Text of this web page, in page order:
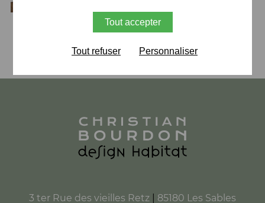
Retour
3 ter Rue des vieilles Retz 85180 Les Sables
Tout accepter
Tout refuser Personnaliser